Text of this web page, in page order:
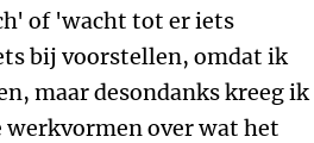
of 'wacht tot er iets
bij voorstellen, omdat ik
maar desondanks kreeg ik
over wat het